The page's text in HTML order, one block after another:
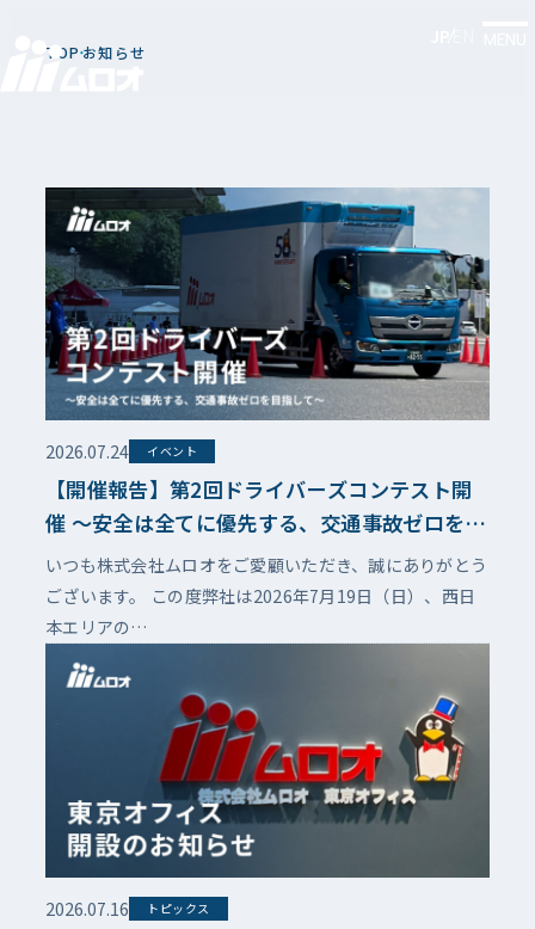
TOPお知らせ
2026.07.24 イベント
【開催報告】第2回ドライバーズコンテスト開
催 ～安全は全てに優先する、交通事故ゼロを目
指して～
いつも株式会社ムロオをご愛顧いただき、誠にありがとう
ございます。 この度弊社は2026年7月19日（日）、西日
本エリアの…
2026.07.16 トピックス